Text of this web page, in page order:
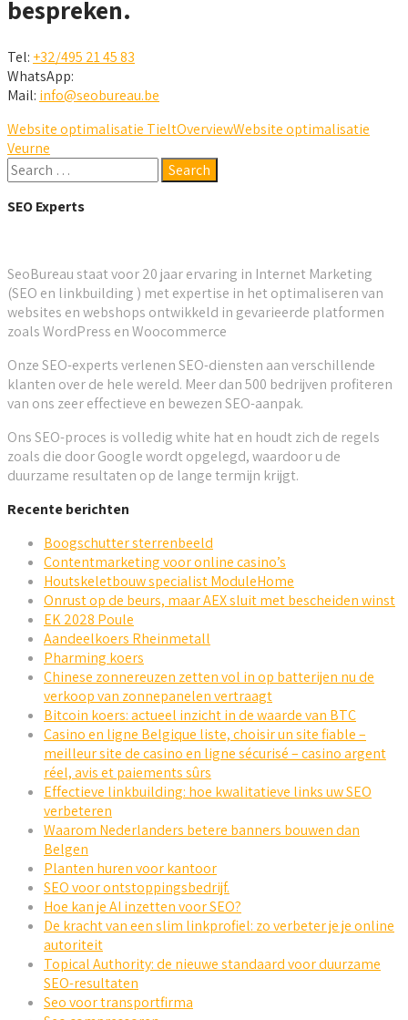
bespreken.
Tel: +32/495 21 45 83
WhatsApp:
Mail: info@seobureau.be
Website optimalisatie TieltOverviewWebsite optimalisatie
Veurne
SEO Experts
SeoBureau staat voor 20 jaar ervaring in Internet Marketing
(SEO en linkbuilding ) met expertise in het optimaliseren van
websites en webshops ontwikkeld in gevarieerde platformen
zoals WordPress en Woocommerce
Onze SEO-experts verlenen SEO-diensten aan verschillende
klanten over de hele wereld. Meer dan 500 bedrijven profiteren
van ons zeer effectieve en bewezen SEO-aanpak.
Ons SEO-proces is volledig white hat en houdt zich de regels
zoals die door Google wordt opgelegd, waardoor u de
duurzame resultaten op de lange termijn krijgt.
Recente berichten
Boogschutter sterrenbeeld
Contentmarketing voor online casino’s
Houtskeletbouw specialist ModuleHome
Onrust op de beurs, maar AEX sluit met bescheiden winst
EK 2028 Poule
Aandeelkoers Rheinmetall
Pharming koers
Chinese zonnereuzen zetten vol in op batterijen nu de
verkoop van zonnepanelen vertraagt
Bitcoin koers: actueel inzicht in de waarde van BTC
Casino en ligne Belgique liste, choisir un site fiable –
meilleur site de casino en ligne sécurisé – casino argent
réel, avis et paiements sûrs
Effectieve linkbuilding: hoe kwalitatieve links uw SEO
verbeteren
Waarom Nederlanders betere banners bouwen dan
Belgen
Planten huren voor kantoor
SEO voor ontstoppingsbedrijf.
Hoe kan je AI inzetten voor SEO?
De kracht van een slim linkprofiel: zo verbeter je je online
autoriteit
Topical Authority: de nieuwe standaard voor duurzame
SEO-resultaten
Seo voor transportfirma